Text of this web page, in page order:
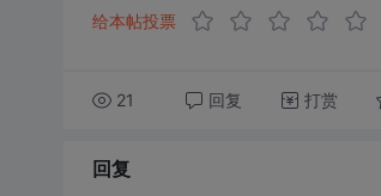
给本帖投票
21 回复 打赏
回复